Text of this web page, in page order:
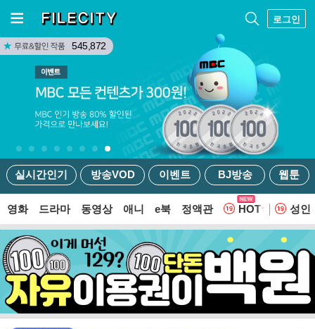
로그인
실시간인기 방송VOD 이벤트 BJ방송 웹툰
545,872
영화 드라마 동영상 애니 e북 정액관 HOT 웹
성인